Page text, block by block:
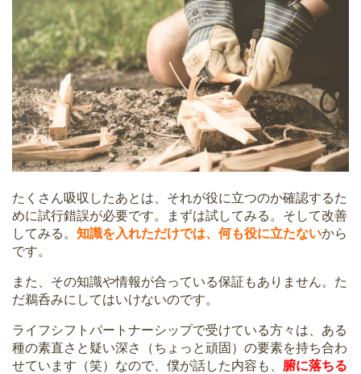
たくさん吸収したあとは、それが役に立つのか確認するた
めに試行錯誤が必要です。まずは試してみる。そして改善
してみる。 知識を入れただけでは、何も役に立たないから
です。
また、その知識や情報が合っている保証もありません。た
だ鵜呑みにしてはいけないのです。
ライフシフトパートナーシップで受けている方々は、ある
種の素直さと疑い深さ（ちょっと頑固）の要素を持ち合わ
せています（笑）なので、僕が話した内容も、 腑に落ちる